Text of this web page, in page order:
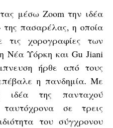
μέσω Zoom την ιδέα
πασαρέλας, η οποία
τις χορογραφίες των
Νέα Υόρκη και Gu Jiani
ήρθε από τους
η πανδημία. Με
ιδέα της πανταχού
σε τρεις
του σύγχρονου